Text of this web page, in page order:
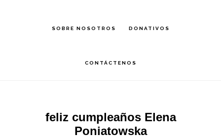
SOBRE NOSOTROS DONATIVOS
CONTÁCTENOS
feliz cumpleaños Elena
Poniatowska